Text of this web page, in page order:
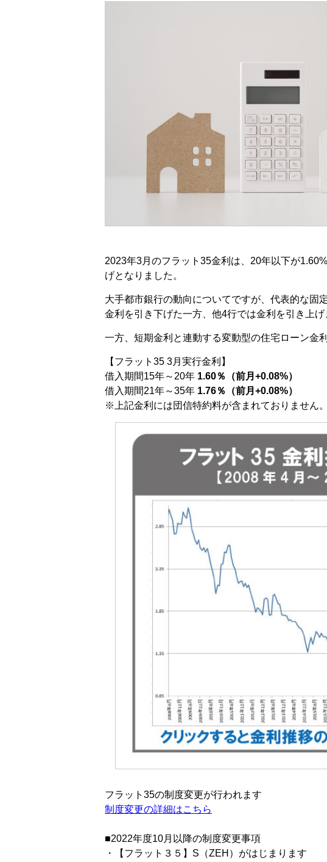
2023年3月のフラット35金利は、20年以下が
げとなりました。
大手都市銀行の動向についてですが、代表的な固
金利を引き下げた一方、他4行では金利を引き上げ
一方、短期金利と連動する変動型の住宅ローン金
【フラット35 3月実行金利】
借入期間15年～20年 1.60％（前月+0.08%）
借入期間21年～35年 1.76％（前月+0.08%）
※上記金利には団信特約料が含まれておりません。
フラット35の制度変更が行われます
制度変更の詳細はこちら
■2022年度10月以降の制度変更事項
・【フラット３５】S（ZEH）がはじまります